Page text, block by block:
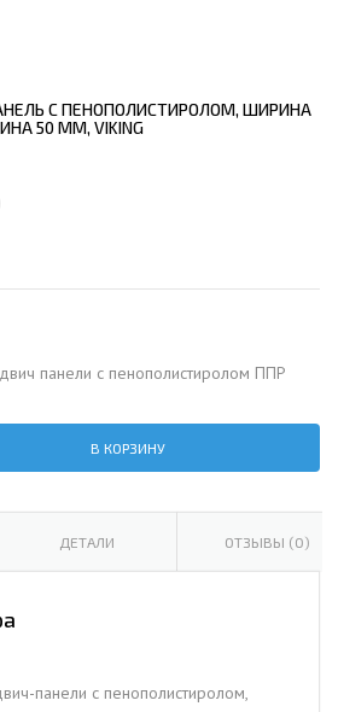
С ПЕНОПОЛИСТИРОЛОМ, ШИРИНА
50 ММ, VIKING
панели с пенополистиролом ППР
В КОРЗИНУ
ДЕТАЛИ ОТЗЫВЫ (0)
панели с пенополистиролом,